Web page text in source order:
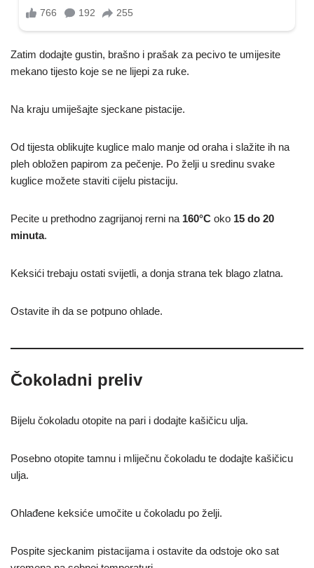
Zatim dodajte gustin, brašno i prašak za pecivo te umijesite
mekano tijesto koje se ne lijepi za ruke.
Na kraju umiješajte sjeckane pistacije.
Od tijesta oblikujte kuglice malo manje od oraha i slažite ih na
pleh obložen papirom za pečenje. Po želji u sredinu svake
kuglice možete staviti cijelu pistaciju.
Pecite u prethodno zagrijanoj rerni na 160°C oko 15 do 20
minuta.
Keksići trebaju ostati svijetli, a donja strana tek blago zlatna.
Ostavite ih da se potpuno ohlade.
Čokoladni preliv
Bijelu čokoladu otopite na pari i dodajte kašičicu ulja.
Posebno otopite tamnu i mliječnu čokoladu te dodajte kašičicu
ulja.
Ohlađene keksiće umočite u čokoladu po želji.
Pospite sjeckanim pistacijama i ostavite da odstoje oko sat